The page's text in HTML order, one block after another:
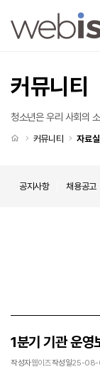
커뮤니티
청소년은 우리 사회의
처음으로
커뮤니티 자료실
공지사항 채용공고
1분기 기관 운영
작성자웹이즈작성일25-08-